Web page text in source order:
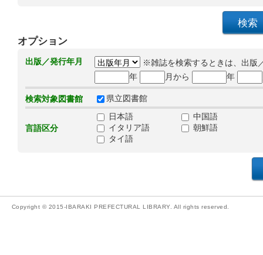
オプション
出版／発行年月
※雑誌を検索するときは、出版
年
月から 年
検索対象図書館 県立図書館
言語区分
日本語
中国語
イタリア語
朝鮮語
タイ語
Copyright © 2015-IBARAKI PREFECTURAL LIBRARY. All rights reserved.